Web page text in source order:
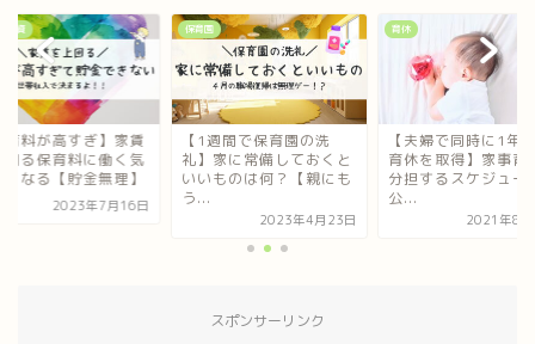
投資
育料が高すぎ】家賃
回る保育料に働く気
なる【貯金無理】
2023年7月16日
保育園
【1週間で保育園の洗
礼】家に常備しておくと
いいものは何？【親にも
う...
2023年4月23日
育休
【夫婦で同時に1年
育休を取得】家事育
分担するスケジュー
公...
2021年8
スポンサーリンク